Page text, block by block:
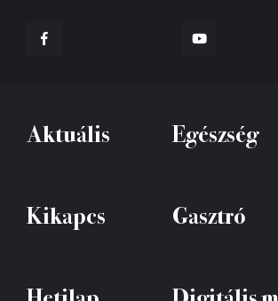
Aktuális Egészség
Kikapcs Gasztró